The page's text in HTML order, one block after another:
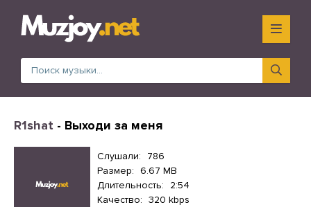
R1shat - Выходи за меня
Слушали:
786
Размер: 6.67 MB
Длительность:
2:54
Качество: 320 kbps